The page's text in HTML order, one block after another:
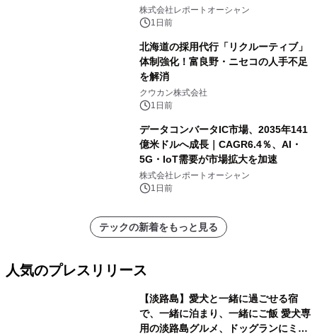
センター・高速光通信需要が成長を加
速
株式会社レポートオーシャン
1日前
北海道の採用代行「リクルーティブ」
体制強化！富良野・ニセコの人手不足
を解消
クウカン株式会社
1日前
データコンバータIC市場、2035年141
億米ドルへ成長｜CAGR6.4％、AI・
5G・IoT需要が市場拡大を加速
株式会社レポートオーシャン
1日前
テックの新着をもっと見る
人気のプレスリリース
【淡路島】愛犬と一緒に過ごせる宿
で、一緒に泊まり、一緒にご飯 愛犬専
用の淡路島グルメ、ドッグランにミニ